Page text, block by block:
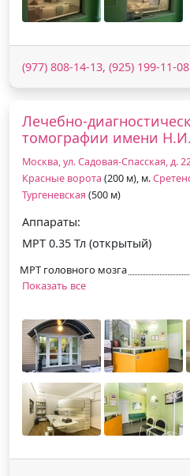
(977) 808-14-13, (925) 199-11-08
Лечебно-
томографии имени
Москва, ул. Садовая-Спасская, д.
Красные ворота (200 м), м.
Тургеневская (500 м)
Аппараты:
МРТ 0.35 Тл (открытый)
МРТ головного мозга
Показать все